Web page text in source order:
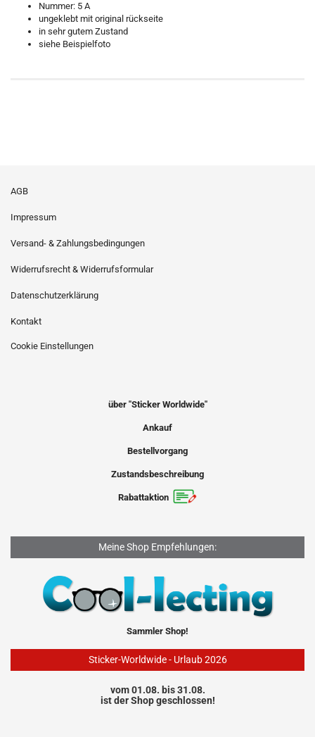
Nummer: 5 A
ungeklebt mit original rückseite
in sehr gutem Zustand
siehe Beispielfoto
AGB
Impressum
Versand- & Zahlungsbedingungen
Widerrufsrecht & Widerrufsformular
Datenschutzerklärung
Kontakt
Cookie Einstellungen
über "Sticker Worldwide"
Ankauf
Bestellvorgang
Zustandsbeschreibung
Rabattaktion
Meine Shop Empfehlungen:
Sammler Shop!
Sticker-Worldwide - Urlaub 2026
vom 01.08. bis 31.08.
ist der Shop geschlossen!